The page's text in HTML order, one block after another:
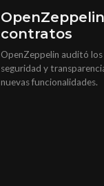
contratos
OpenZeppelin auditó
seguridad y
nuevas funcionalidades.